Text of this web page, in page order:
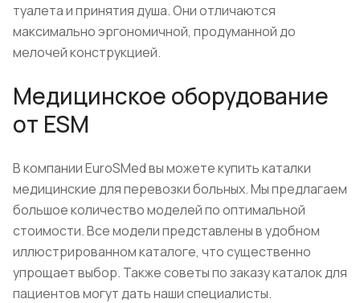
туалета и принятия душа. Они отличаются
максимально эргономичной, продуманной до
мелочей конструкцией.
Медицинское оборудование
от ESM
В компании EuroSMed вы можете купить каталки
медицинские для перевозки больных. Мы предлагаем
большое количество моделей по оптимальной
стоимости. Все модели представлены в удобном
иллюстрированном каталоге, что существенно
упрощает выбор. Также советы по заказу каталок для
пациентов могут дать наши специалисты.